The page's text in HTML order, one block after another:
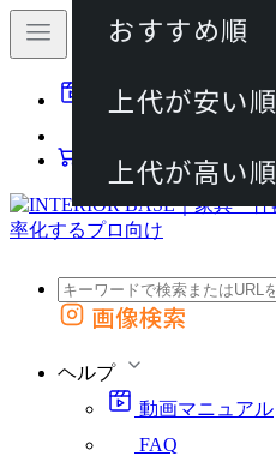
動画マニュアル
カート
外部サイトの商品をカートに追加
画像検索
ヘルプ
動画マニュアル
FAQ
おすすめ順
上代が安い順
上代が高い順